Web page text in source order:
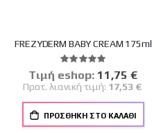
FREZYDERM BABY CREAM 175ml
Βαθμολογία:
100%
Tιμή eshop: Ειδική
Τιμή
11,75 €
Προτ. λιανική τιμή: 17,53 €
ΠΡΟΣΘΉΚΗ ΣΤΟ ΚΑΛΆΘΙ